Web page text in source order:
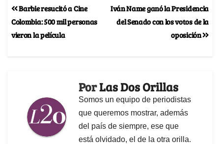
Iván Name ganó la Presidencia
del Senado con los votos de la
oposición
Barbie resucitó a Cine
Colombia: 500 mil personas
vieron la película
PorLas Dos Orillas
Somos un equipo de periodistas
que queremos mostrar, además
del país de siempre, ese que
está olvidado, el de la otra orilla.